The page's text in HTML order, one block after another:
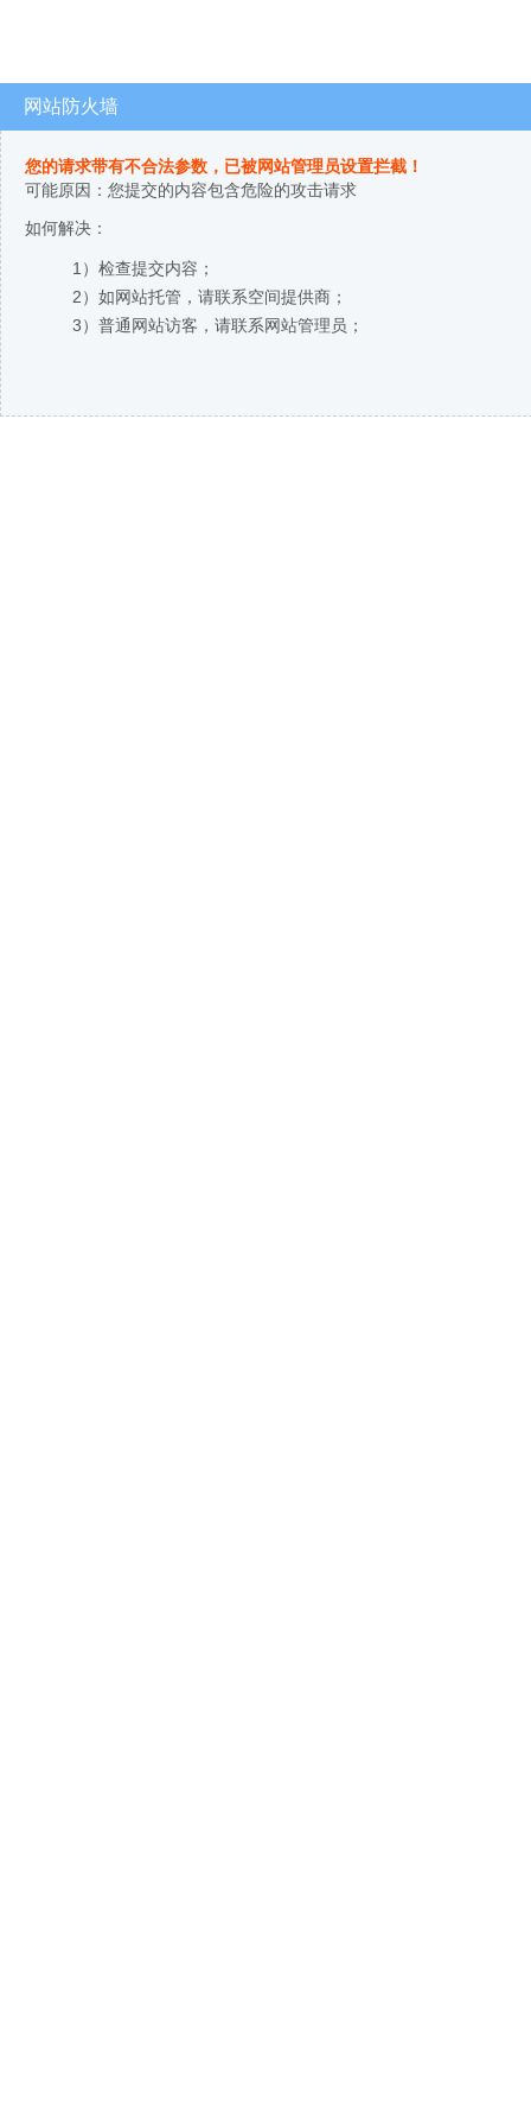
网站防火墙
您的请求带有不合法参数，已被网站管理员设置拦截！
可能原因：您提交的内容包含危险的攻击请求
如何解决：
1）检查提交内容；
2）如网站托管，请联系空间提供商；
3）普通网站访客，请联系网站管理员；